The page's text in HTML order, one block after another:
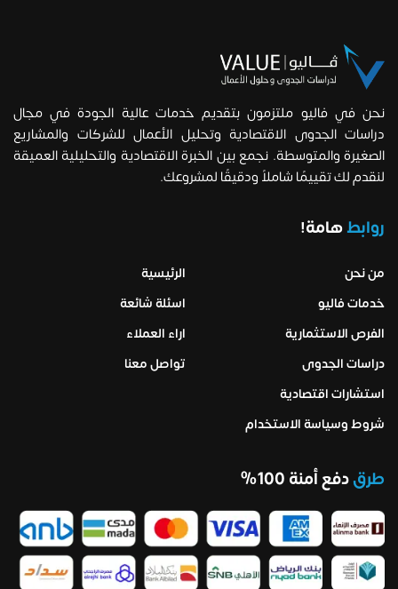
نحن في فاليو ملتزمون بتقديم خدمات عالية الجودة في مجال
دراسات الجدوى الاقتصادية وتحليل الأعمال للشركات والمشاريع
الصغيرة والمتوسطة. نجمع بين الخبرة الاقتصادية والتحليلية العميقة
لنقدم لك تقييمًا شاملاً ودقيقًا لمشروعك.
روابطهامة!
من نحن
خدمات فاليو
الفرص الاستثمارية
دراسات الجدوى
استشارات اقتصادية
شروط وسياسة الاستخدام
الرئيسية
اسئلة شائعة
اراء العملاء
تواصل معنا
طرقدفع أمنة 100%